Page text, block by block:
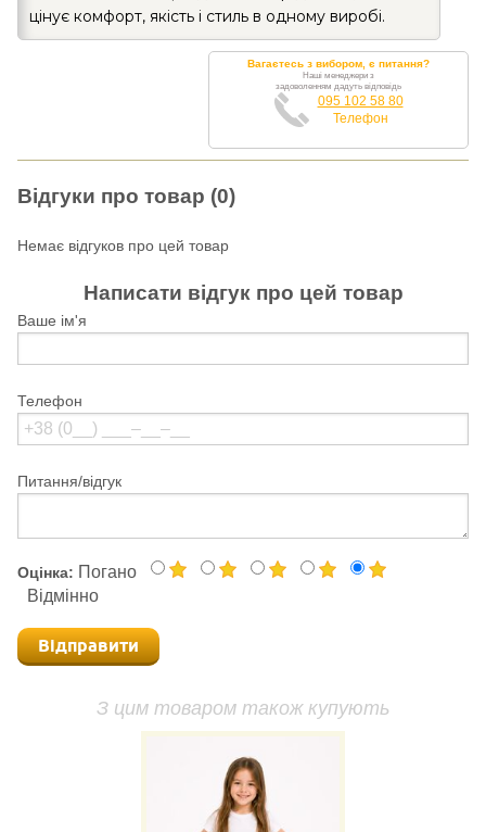
цінує комфорт, якість і стиль в одному виробі.
Вагаєтесь з вибором, є питання?
Наші менеджери з
задоволенням дадуть відповідь
095 102 58 80
Телефон
Відгуки про товар (0)
Немає відгуков про цей товар
Написати відгук про цей товар
Ваше ім'я
Телефон
Питання/відгук
Оцінка: Погано
Відмінно
Відправити
З цим товаром також купують